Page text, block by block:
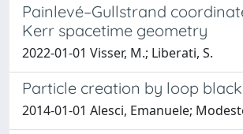
Painlevé–Gullstrand
Kerr spacetime geometry
2022-01-01 Visser, M.; Liberati, S.
Particle creation by loop
2014-01-01 Alesci, Emanuele;